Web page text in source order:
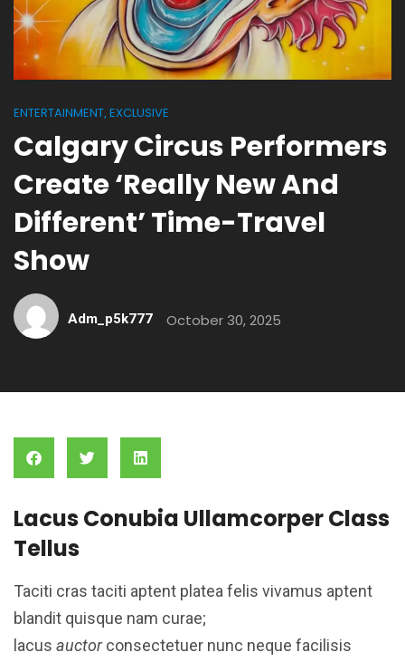
ENTERTAINMENT, EXCLUSIVE
Calgary Circus Performers
Create ‘really New And
Different’ Time-Travel
Show
Adm_p5k777 October 30, 2025
Lacus Conubia Ullamcorper Class
Tellus
Taciti cras taciti aptent platea felis vivamus aptent
blandit quisque nam curae;
lacus auctorconsectetuer nunc neque facilisis